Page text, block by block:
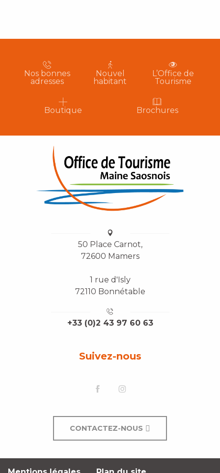
Nos bonnes
adresses
Nouvel
habitant
L’Office de
Tourisme
Boutique Brochures
50 Place Carnot,
72600 Mamers
1 rue d'Isly
72110 Bonnétable
+33 (0)2 43 97 60 63
Suivez-nous
CONTACTEZ-NOUS